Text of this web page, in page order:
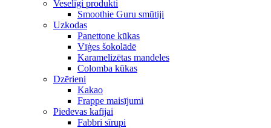
Veselīgi produkti
Smoothie Guru smūtiji
Uzkodas
Panettone kūkas
Vīģes šokolādē
Karamelizētas mandeles
Colomba kūkas
Dzērieni
Kakao
Frappe maisījumi
Piedevas kafijai
Fabbri sīrupi